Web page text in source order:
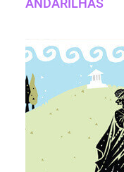
ANDARILHAS